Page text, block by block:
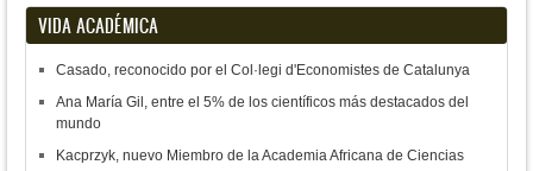
VIDA ACADÉMICA
Casado, reconocido por el Col·legi d'Economistes de Catalunya
Ana María Gil, entre el 5% de los científicos más destacados del
mundo
Kacprzyk, nuevo Miembro de la Academia Africana de Ciencias